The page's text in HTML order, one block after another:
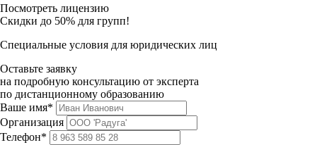
Посмотреть лицензию
Скидки до 50% для групп!
Специальные условия для юридических лиц
Оставьте заявку
на подробную консультацию от эксперта
по дистанционному образованию
Ваше имя*
Организация
Телефон*